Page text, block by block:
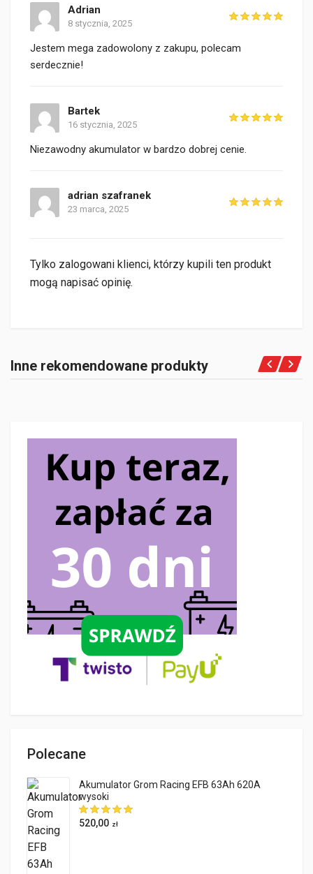
Adrian
8 stycznia, 2025
Jestem mega zadowolony z zakupu, polecam
serdecznie!
Bartek
16 stycznia, 2025
Niezawodny akumulator w bardzo dobrej cenie.
adrian szafranek
23 marca, 2025
Tylko zalogowani klienci, którzy kupili ten produkt
mogą napisać opinię.
Inne rekomendowane produkty
Polecane
Akumulator Grom Racing EFB 63Ah 620A
wysoki
520,00 zł